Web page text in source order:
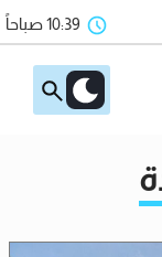
10:39 صباحاً